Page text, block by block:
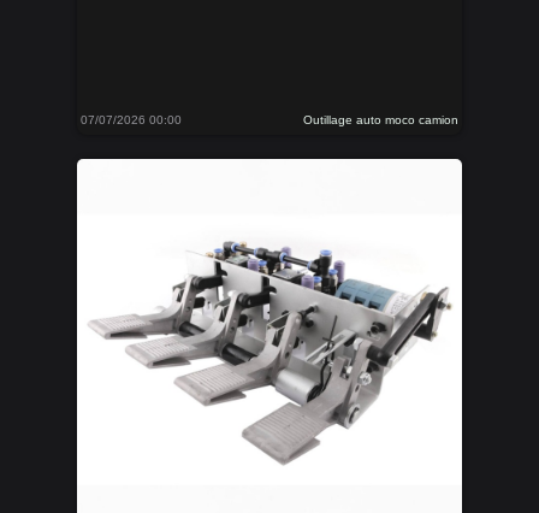
07/07/2026 00:00 Outillage auto moco camion